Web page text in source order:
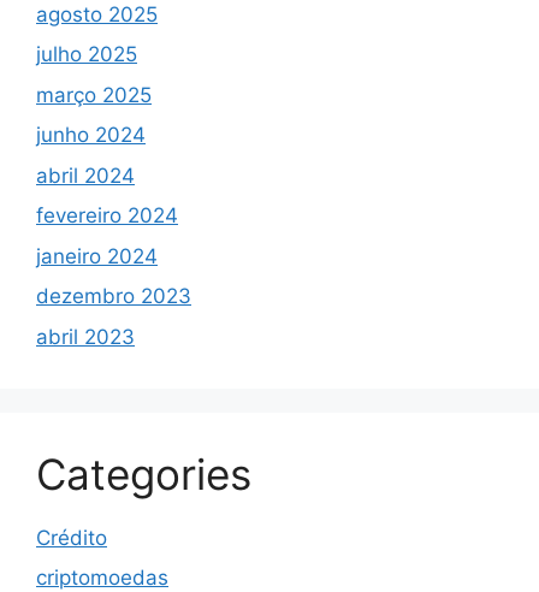
agosto 2025
julho 2025
março 2025
junho 2024
abril 2024
fevereiro 2024
janeiro 2024
dezembro 2023
abril 2023
Categories
Crédito
criptomoedas